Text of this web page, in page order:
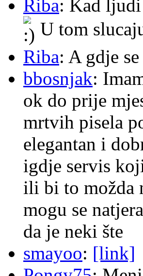
Riba: Kad
U tom
Riba: A gdje
bbosnjak:
ok do prije
mrtvih pisela
elegantan i
igdje servis
ili bi to možda
mogu se
da je neki šte
smayoo: [link]